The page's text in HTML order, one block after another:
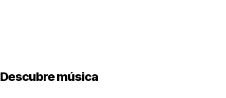
Descubre música